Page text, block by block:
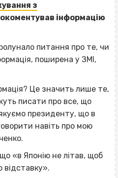
з
інформацію
питання про те, чи
поширена у ЗМІ,
Це значить лише те,
писати про все, що
президенту, що в
навіть про мою
«в Японію не літав, щоб